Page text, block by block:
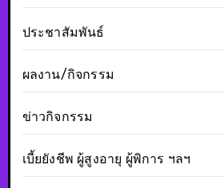
ประชาสัมพันธ์
ผลงาน/กิจกรรม
ข่าวกิจกรรม
เบี้ยยังชีพ ผู้สูงอายุ ผู้พิการ ฯลฯ